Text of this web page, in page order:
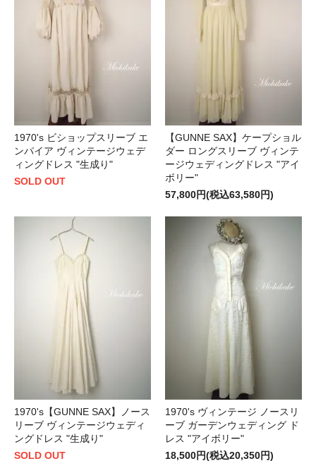
1970's ビショップスリーブ エ
ンパイア ヴィンテージウェデ
ィングドレス "生成り"
SOLD OUT
【GUNNE SAX】ケープショル
ダー ロングスリーブ ヴィンテ
ージウェディングドレス "アイ
ボリー"
57,800円(税込63,580円)
1970's【GUNNE SAX】ノース
リーブ ヴィンテージウェディ
ングドレス "生成り"
SOLD OUT
1970's ヴィンテージ ノースリ
ーブ ガーデンウェディング ド
レス "アイボリー"
18,500円(税込20,350円)